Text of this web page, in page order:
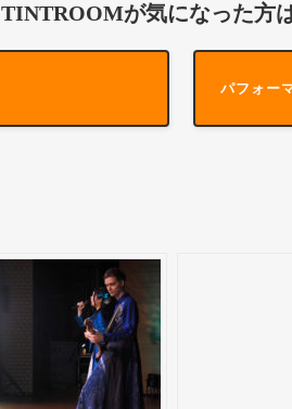
TINTROOMが気になった方
パフォー